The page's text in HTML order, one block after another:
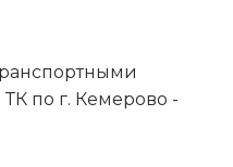
по г. Кемерово -